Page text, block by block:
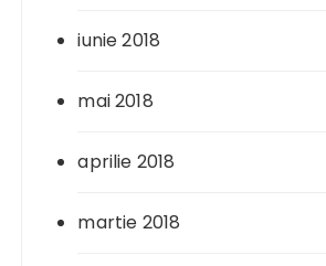
iunie 2018
mai 2018
aprilie 2018
martie 2018